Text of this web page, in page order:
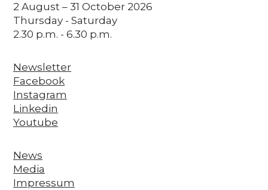
2 August – 31 October 2026
Thursday - Saturday
2.30 p.m. - 6.30 p.m.
Newsletter
Facebook
Instagram
Linkedin
Youtube
News
Media
Impressum